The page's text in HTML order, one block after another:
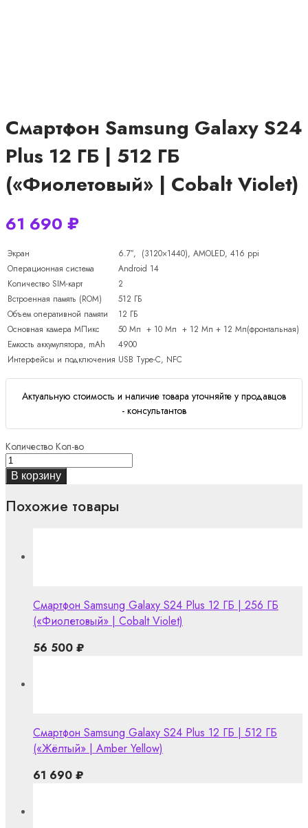
Смартфон Samsung Galaxy S24
Plus 12 ГБ | 512 ГБ
(«Фиолетовый» | Cobalt Violet)
61 690 ₽
Экран
6.7″, (3120×1440), AMOLED, 416 ppi
Операционная система
Android 14
Количество SIM-карт
2
Встроенная память (ROM)
512 ГБ
Объем оперативной памяти
12 ГБ
Основная камера МПикс
50 Мп + 10 Мп + 12 Мп + 12 Мп(фронтальная)
Емкость аккумулятора, mAh
4900
Интерфейсы и подключения USB Type-C, NFC
Актуальную стоимость и наличие товара уточняйте у продавцов
- консультантов
Количество Кол-во
В корзину
Похожие товары
Смартфон Samsung Galaxy S24 Plus 12 ГБ | 256 ГБ
(«Фиолетовый» | Cobalt Violet)
56 500 ₽
Смартфон Samsung Galaxy S24 Plus 12 ГБ | 512 ГБ
(«Жёлтый» | Amber Yellow)
61 690 ₽